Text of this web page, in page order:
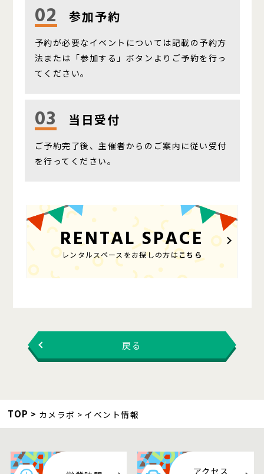
02 参加予約
予約が必要なイベントについては記載の予約方
法または「参加する」ボタンよりご予約を行っ
てください。
03 当日受付
ご予約完了後、主催者からのご案内に従い受付
を行ってください。
RENTAL SPACE
レンタルスペースをお探しの方はこちら
戻る
TOP カメラボ イベント情報
アクセス